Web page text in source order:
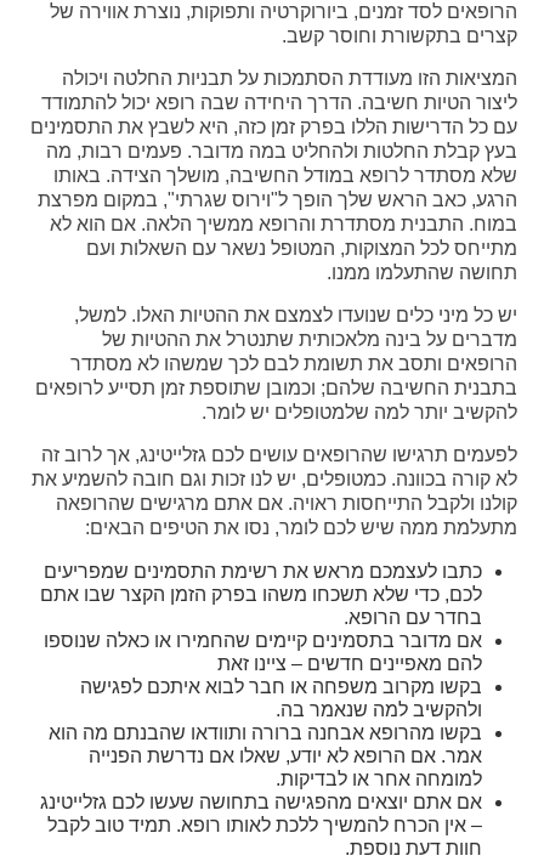
הרופאים לסד זמנים, ביורוקרטיה ותפוקות, נוצרת אווירה של
קצרים בתקשורת וחוסר קשב.
המציאות הזו מעודדת הסתמכות על תבניות החלטה ויכולה
ליצור הטיות חשיבה. הדרך היחידה שבה רופא יכול להתמודד
עם כל הדרישות הללו בפרק זמן כזה, היא לשבץ את התסמינים
בעץ קבלת החלטות ולהחליט במה מדובר. פעמים רבות, מה
שלא מסתדר לרופא במודל החשיבה, מושלך הצידה. באותו
הרגע, כאב הראש שלך הופך ל"וירוס שגרתי", במקום מפרצת
במוח. התבנית מסתדרת והרופא ממשיך הלאה. אם הוא לא
מתייחס לכל המצוקות, המטופל נשאר עם השאלות ועם
תחושה שהתעלמו ממנו.
יש כל מיני כלים שנועדו לצמצם את ההטיות האלו. למשל,
מדברים על בינה מלאכותית שתנטרל את ההטיות של
הרופאים ותסב את תשומת לבם לכך שמשהו לא מסתדר
בתבנית החשיבה שלהם; וכמובן שתוספת זמן תסייע לרופאים
להקשיב יותר למה שלמטופלים יש לומר.
לפעמים תרגישו שהרופאים עושים לכם גזלייטינג, אך לרוב זה
לא קורה בכוונה. כמטופלים, יש לנו זכות וגם חובה להשמיע את
קולנו ולקבל התייחסות ראויה. אם אתם מרגישים שהרופאה
מתעלמת ממה שיש לכם לומר, נסו את הטיפים הבאים:
כתבו לעצמכם מראש את רשימת התסמינים שמפריעים
לכם, כדי שלא תשכחו משהו בפרק הזמן הקצר שבו אתם
בחדר עם הרופא.
אם מדובר בתסמינים קיימים שהחמירו או כאלה שנוספו
להם מאפיינים חדשים – ציינו זאת
בקשו מקרוב משפחה או חבר לבוא איתכם לפגישה
ולהקשיב למה שנאמר בה.
בקשו מהרופא אבחנה ברורה ותוודאו שהבנתם מה הוא
אמר. אם הרופא לא יודע, שאלו אם נדרשת הפנייה
למומחה אחר או לבדיקות.
אם אתם יוצאים מהפגישה בתחושה שעשו לכם גזלייטינג
– אין הכרח להמשיך ללכת לאותו רופא. תמיד טוב לקבל
חוות דעת נוספת.